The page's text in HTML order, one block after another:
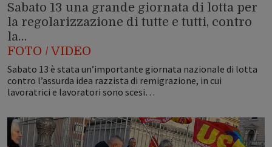
Sabato 13 una grande giornata di lotta per
la regolarizzazione di tutte e tutti, contro
la…
FOTO / VIDEO
Sabato 13 è stata un’importante giornata nazionale di lotta
contro l’assurda idea razzista di remigrazione, in cui
lavoratrici e lavoratori sono scesi…